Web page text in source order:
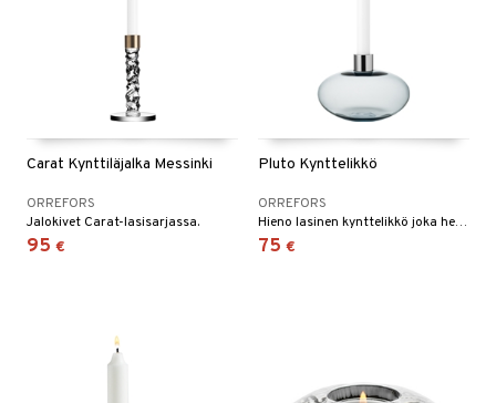
Carat Kynttiläjalka Messinki
ORREFORS
Jalokivet Carat-lasisarjassa.
95 €
Pluto Kynttelikkö
ORREFORS
Hieno lasinen kynttelikkö joka heijastaa ihanaa tunnelmaa.
75 €